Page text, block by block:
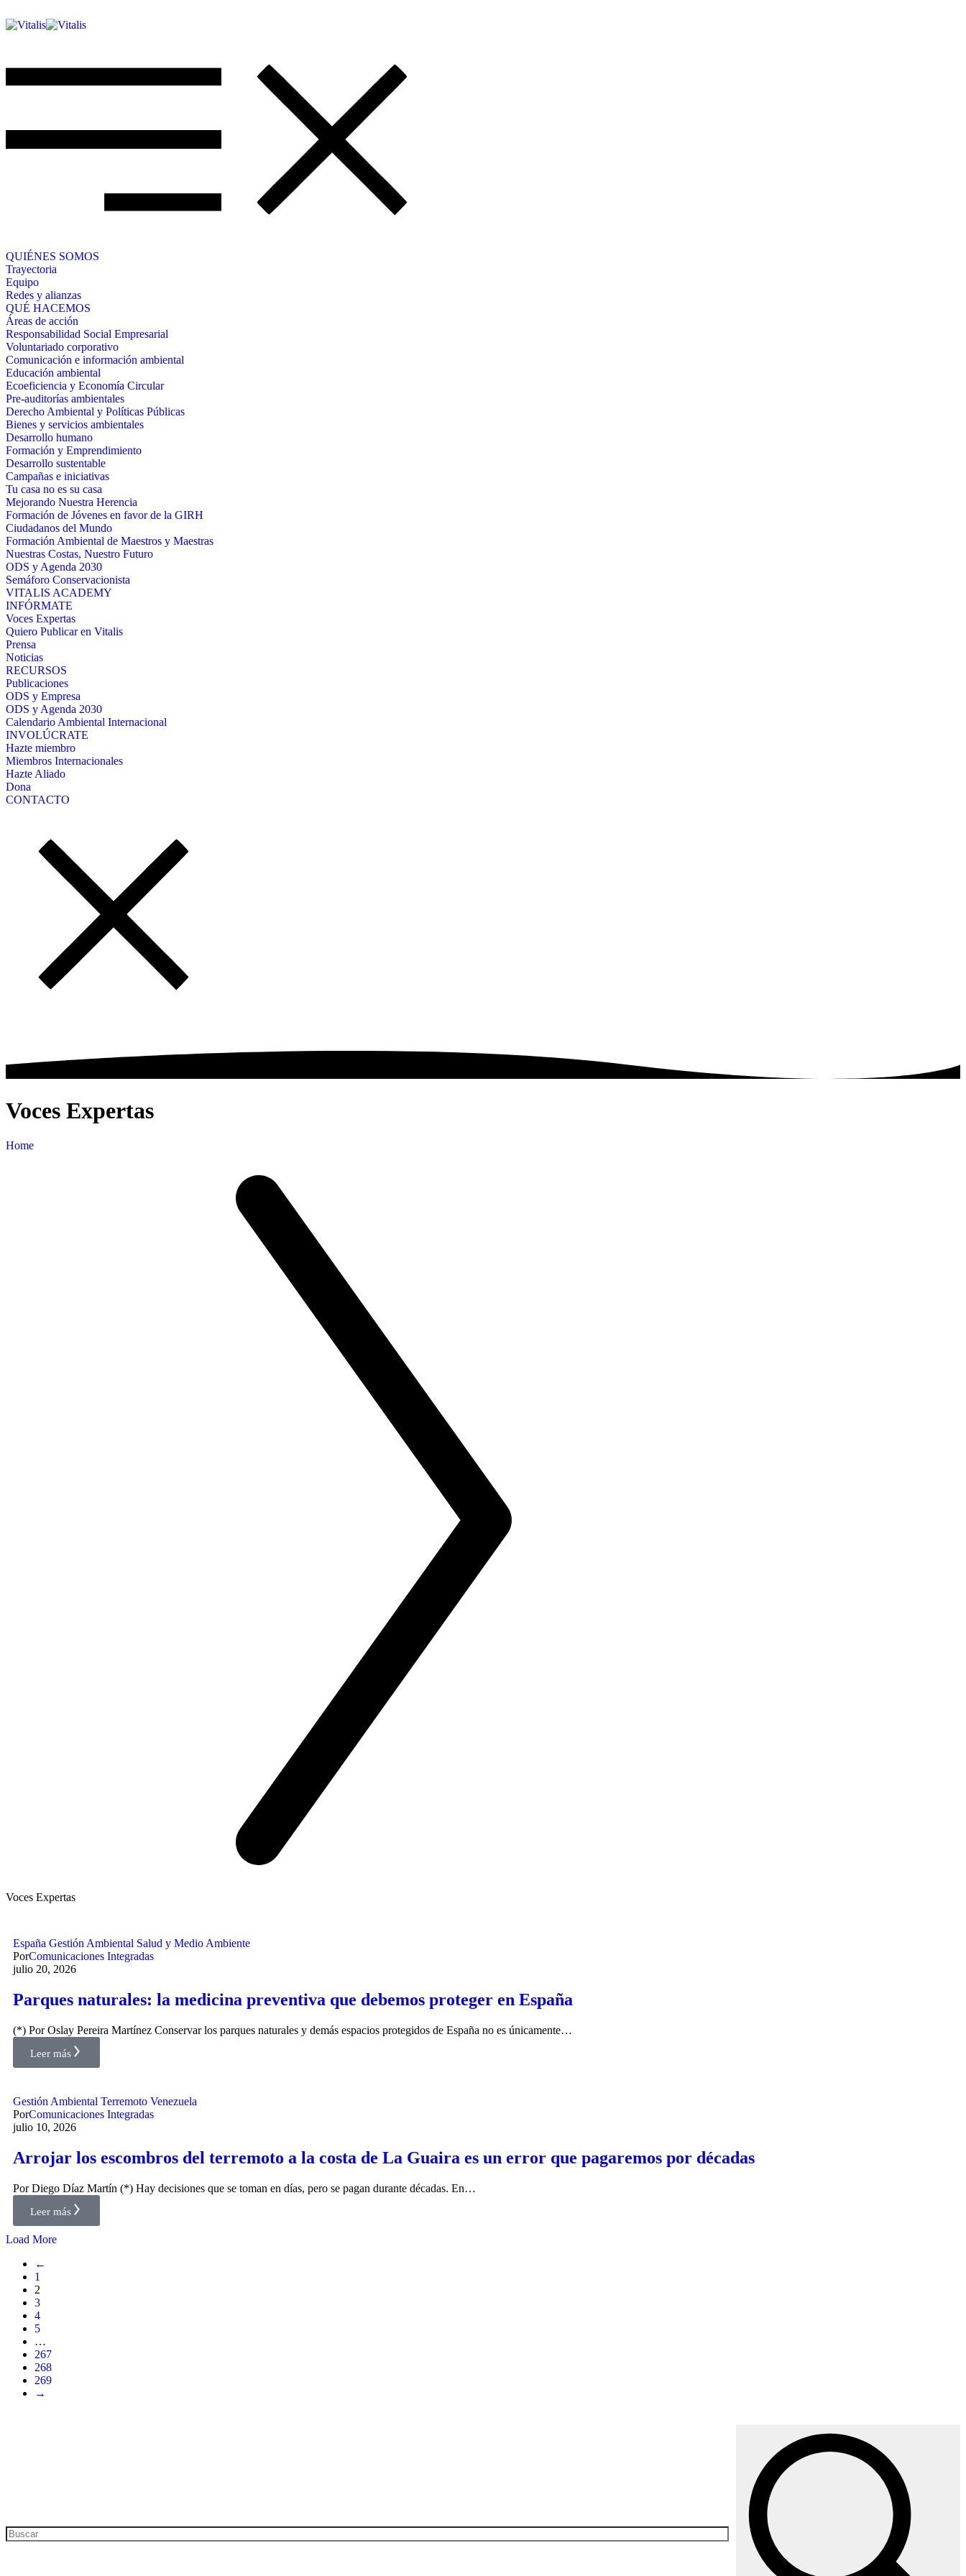
QUIÉNES SOMOS
Trayectoria
Equipo
Redes y alianzas
QUÉ HACEMOS
Áreas de acción
Responsabilidad Social Empresarial
Voluntariado corporativo
Comunicación e información ambiental
Educación ambiental
Ecoeficiencia y Economía Circular
Pre-auditorías ambientales
Derecho Ambiental y Políticas Públicas
Bienes y servicios ambientales
Desarrollo humano
Formación y Emprendimiento
Desarrollo sustentable
Campañas e iniciativas
Tu casa no es su casa
Mejorando Nuestra Herencia
Formación de Jóvenes en favor de la GIRH
Ciudadanos del Mundo
Formación Ambiental de Maestros y Maestras
Nuestras Costas, Nuestro Futuro
ODS y Agenda 2030
Semáforo Conservacionista
VITALIS ACADEMY
INFÓRMATE
Voces Expertas
Quiero Publicar en Vitalis
Prensa
Noticias
RECURSOS
Publicaciones
ODS y Empresa
ODS y Agenda 2030
Calendario Ambiental Internacional
INVOLÚCRATE
Hazte miembro
Miembros Internacionales
Hazte Aliado
Dona
CONTACTO
Voces Expertas
Home
Voces Expertas
España Gestión Ambiental Salud y Medio Ambiente
PorComunicaciones Integradas
julio 20, 2026
Parques naturales: la medicina preventiva que debemos proteger en España
(*) Por Oslay Pereira Martínez Conservar los parques naturales y demás espacios protegidos de España no es únicamente…
Leer más
Gestión Ambiental Terremoto Venezuela
PorComunicaciones Integradas
julio 10, 2026
Arrojar los escombros del terremoto a la costa de La Guaira es un error que pagaremos por décadas
Por Diego Díaz Martín (*) Hay decisiones que se toman en días, pero se pagan durante décadas. En…
Leer más
Load More
←
1
2
3
4
5
…
267
268
269
→